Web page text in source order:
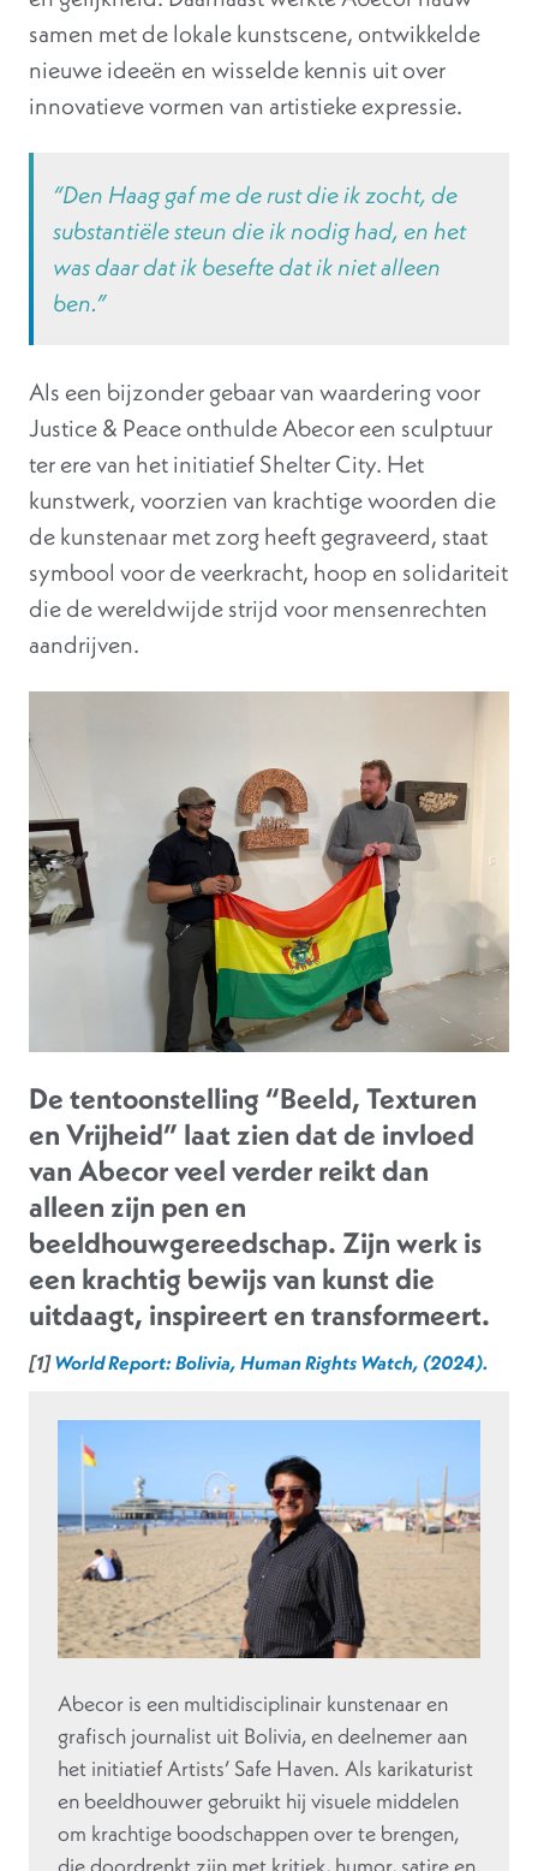
samen met de lokale kunstscene, ontwikkelde
nieuwe ideeën en wisselde kennis uit over
innovatieve vormen van artistieke expressie.
“Den Haag gaf me de rust die ik zocht, de
substantiële steun die ik nodig had, en het
was daar dat ik besefte dat ik niet alleen
ben.”
Als een bijzonder gebaar van waardering voor
Justice & Peace onthulde Abecor een sculptuur
ter ere van het initiatief Shelter City. Het
kunstwerk, voorzien van krachtige woorden die
de kunstenaar met zorg heeft gegraveerd, staat
symbool voor de veerkracht, hoop en solidariteit
die de wereldwijde strijd voor mensenrechten
aandrijven.
De tentoonstelling “Beeld, Texturen
en Vrijheid” laat zien dat de invloed
van Abecor veel verder reikt dan
alleen zijn pen en
beeldhouwgereedschap. Zijn werk is
een krachtig bewijs van kunst die
uitdaagt, inspireert en transformeert.
[1]World Report: Bolivia, Human Rights Watch, (2024).
Abecor is een multidisciplinair kunstenaar en
grafisch journalist uit Bolivia, en deelnemer aan
het initiatief Artists’ Safe Haven. Als karikaturist
en beeldhouwer gebruikt hij visuele middelen
om krachtige boodschappen over te brengen,